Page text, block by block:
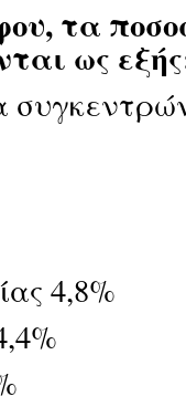
τα
ως
4,8%